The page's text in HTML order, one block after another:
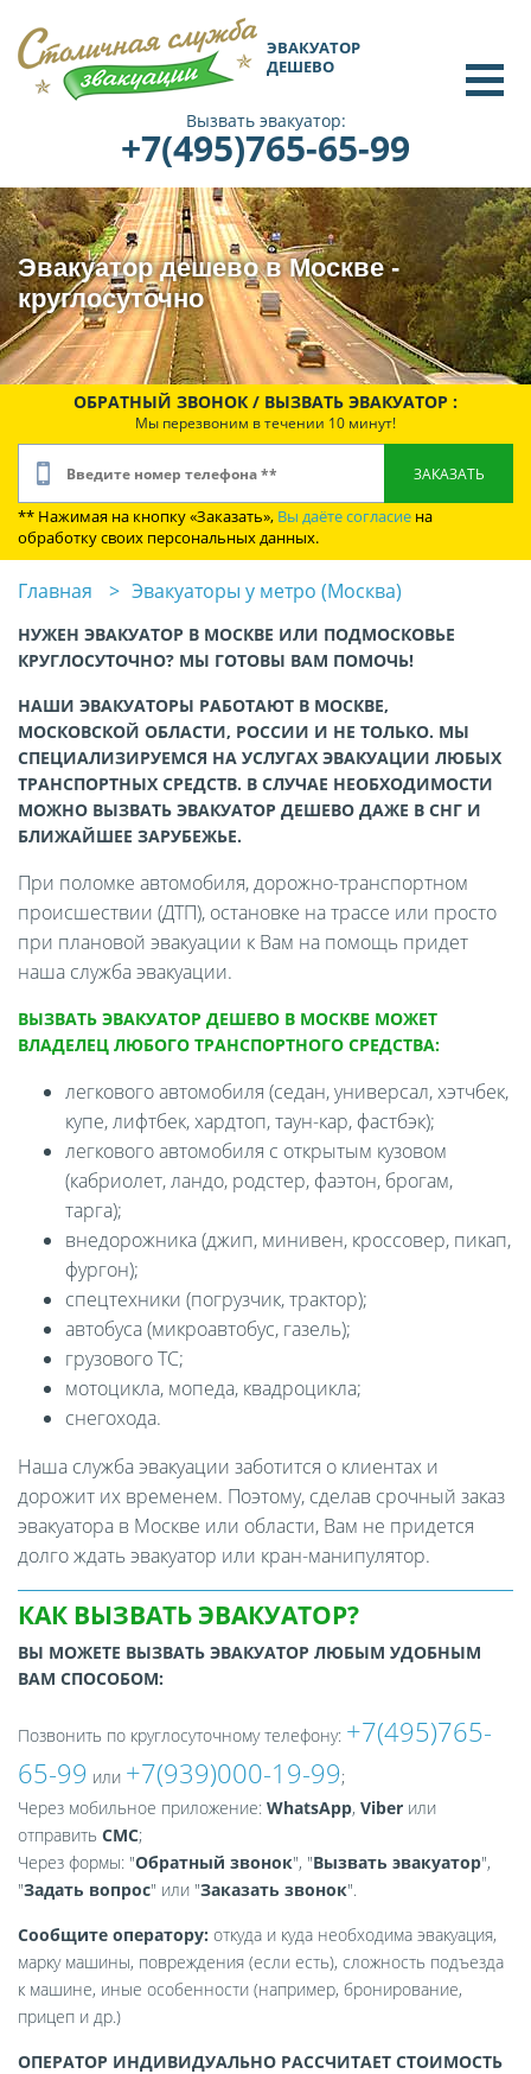
ЭВАКУАТОР
ДЕШЕВО
Вызвать эвакуатор:
+7(495)765-65-99
Эвакуатор дешево в Москве -
круглосуточно
ОБРАТНЫЙ ЗВОНОК / ВЫЗВАТЬ ЭВАКУАТОР :
Мы перезвоним в течении 10 минут!
** Нажимая на кнопку «Заказать», Вы даёте согласие на
обработку своих персональных данных.
Главная Эвакуаторы у метро (Москва)
НУЖЕН ЭВАКУАТОР В МОСКВЕ ИЛИ ПОДМОСКОВЬЕ
КРУГЛОСУТОЧНО? МЫ ГОТОВЫ ВАМ ПОМОЧЬ!
НАШИ ЭВАКУАТОРЫ РАБОТАЮТ В МОСКВЕ,
МОСКОВСКОЙ ОБЛАСТИ, РОССИИ И НЕ ТОЛЬКО. МЫ
СПЕЦИАЛИЗИРУЕМСЯ НА УСЛУГАХ ЭВАКУАЦИИ ЛЮБЫХ
ТРАНСПОРТНЫХ СРЕДСТВ. В СЛУЧАЕ НЕОБХОДИМОСТИ
МОЖНО ВЫЗВАТЬ ЭВАКУАТОР ДЕШЕВО ДАЖЕ В СНГ И
БЛИЖАЙШЕЕ ЗАРУБЕЖЬЕ.
При поломке автомобиля, дорожно-транспортном
происшествии (ДТП), остановке на трассе или просто
при плановой эвакуации к Вам на помощь придет
наша служба эвакуации.
ВЫЗВАТЬ ЭВАКУАТОР ДЕШЕВО В МОСКВЕ МОЖЕТ
ВЛАДЕЛЕЦ ЛЮБОГО ТРАНСПОРТНОГО СРЕДСТВА:
легкового автомобиля (седан, универсал, хэтчбек,
купе, лифтбек, хардтоп, таун-кар, фастбэк);
легкового автомобиля с открытым кузовом
(кабриолет, ландо, родстер, фаэтон, брогам,
тарга);
внедорожника (джип, минивен, кроссовер, пикап,
фургон);
спецтехники (погрузчик, трактор);
автобуса (микроавтобус, газель);
грузового ТС;
мотоцикла, мопеда, квадроцикла;
снегохода.
Наша служба эвакуации заботится о клиентах и
дорожит их временем. Поэтому, сделав срочный заказ
эвакуатора в Москве или области, Вам не придется
долго ждать эвакуатор или кран-манипулятор.
КАК ВЫЗВАТЬ ЭВАКУАТОР?
ВЫ МОЖЕТЕ ВЫЗВАТЬ ЭВАКУАТОР ЛЮБЫМ УДОБНЫМ
ВАМ СПОСОБОМ:
Позвонить по круглосуточному телефону: +7(495)765-
65-99 или +7(939)000-19-99;
Через мобильное приложение: WhatsApp, Viber или
отправить СМС;
Через формы: "Обратный звонок", "Вызвать эвакуатор",
"Задать вопрос" или "Заказать звонок".
Сообщите оператору: откуда и куда необходима эвакуация,
марку машины, повреждения (если есть), сложность подъезда
к машине, иные особенности (например, бронирование,
прицеп и др.)
ОПЕРАТОР ИНДИВИДУАЛЬНО РАССЧИТАЕТ СТОИМОСТЬ